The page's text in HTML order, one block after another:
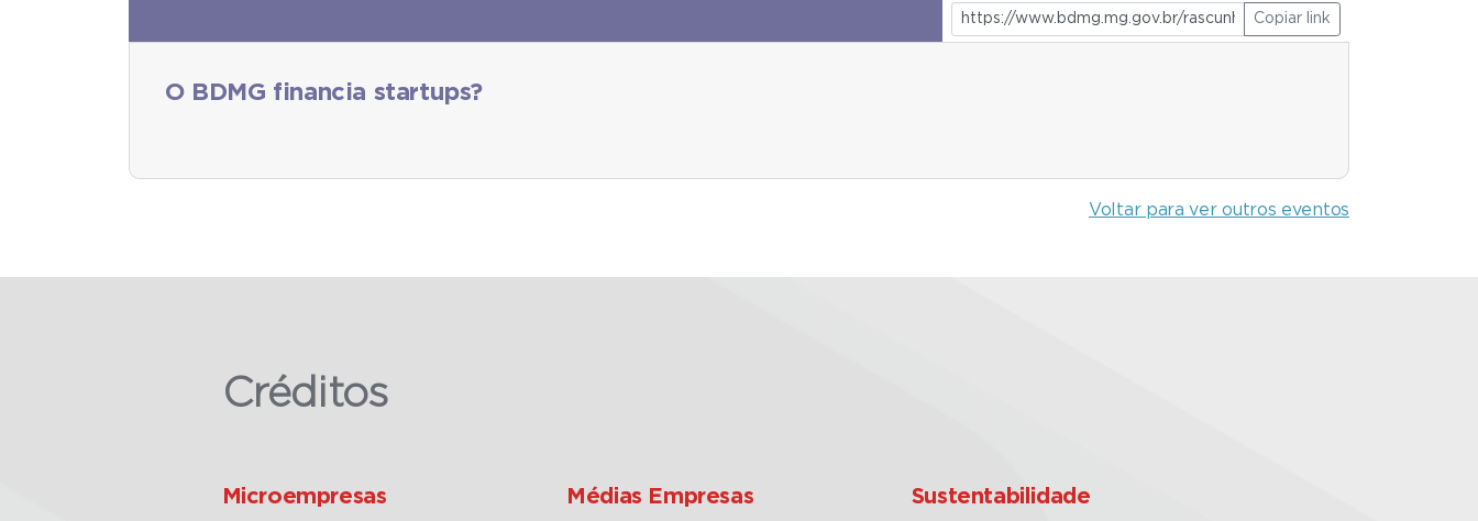
Copiar link
O BDMG financia startups?
Voltar para ver outros eventos
Créditos
Microempresas Médias Empresas Sustentabilidade